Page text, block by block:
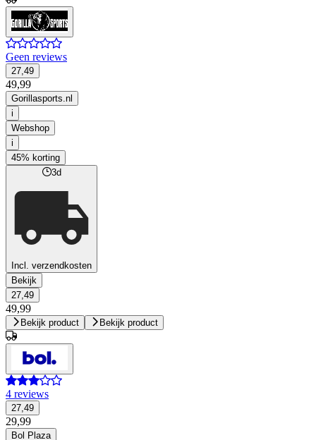
Geen reviews
27,49
49,99
Gorillasports.nl
i
Webshop
i
45% korting
3d
Incl. verzendkosten
Bekijk
27,49
49,99
Bekijk product Bekijk product
4 reviews
27,49
29,99
Bol Plaza